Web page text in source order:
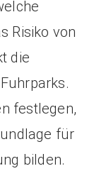
Risiko von
die
festlegen,
für
bilden.